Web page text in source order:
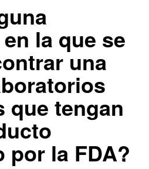
la que se
una
que tengan
la FDA?